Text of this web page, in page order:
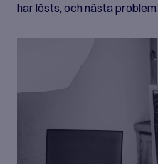
har lösts, och nästa